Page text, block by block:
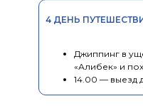
4 ДЕНЬ
Джиппинг в
«Алибек» и
14.00 — выезд